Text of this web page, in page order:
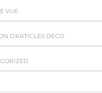
VUE
D'ARTICLES DÉCO